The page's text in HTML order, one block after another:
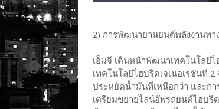
2) การพัฒนายานยนต์พลังงานทา
เอ็มจี เดินหน้าพัฒนาเทคโนโลยี
เทคโนโลยีไฮบริดเจเนอเรชันที่
ประหยัดน้ำมันที่เหนือกว่า และก
เตรียมขยายไลน์อัพรถยนต์ไฮบริ